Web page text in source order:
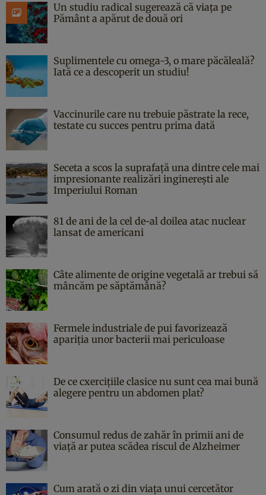
Un studiu radical sugerează că viața pe
Pământ a apărut de două ori
Suplimentele cu omega-3, o mare păcăleală?
Iată ce a descoperit un studiu!
Vaccinurile care nu trebuie păstrate la rece,
testate cu succes pentru prima dată
Seceta a scos la suprafață una dintre cele mai
impresionante realizări inginerești ale
Imperiului Roman
81 de ani de la cel de-al doilea atac nuclear
lansat de americani
Câte alimente de origine vegetală ar trebui să
mâncăm pe săptămână?
Fermele industriale de pui favorizează
apariția unor bacterii mai periculoase
De ce cxercițiile clasice nu sunt cea mai bună
alegere pentru un abdomen plat?
Consumul redus de zahăr în primii ani de
viață ar putea scădea riscul de Alzheimer
Cum arată o zi din viața unui cercetător